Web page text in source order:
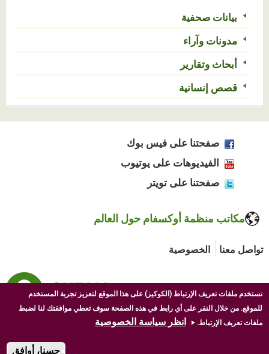
بيانات صحفية
مدونات وآراء
أبحاث وتقارير
قصص إنسانية
صفحتنا على فيس بوك
الفيديوهات على يوتيوب
صفحتنا على تويتر
مكاتب منظمة أوكسفام حول العالم
تواصل معنا الخصوصية
نستخدم ملفات تعريف الإرتباط (الكوكيز) على هذا الموقع لتعزيز تجربة المستخدم
للموقع. من خلال النقر على أي رابط في هذه الصفحة سوف تعطي موافقتك لنا لضبط
ملفات تعريف الإرتباط.
انظر سياسة الخصوصية
حسنا، أوافق